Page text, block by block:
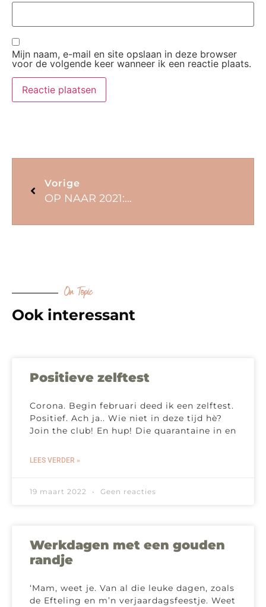
Mijn naam, e-mail en site opslaan in deze browser
voor de volgende keer wanneer ik een reactie plaats.
Vorige
OP NAAR 2021: LESS IS SO MUCH MORE!
On Topic
Ook interessant
Positieve zelftest
Corona. Begin februari deed ik een zelftest.
Positief. Ach ja.. Wie niet in deze tijd hè?
Join the club! En hup! Die quarantaine in en
LEES VERDER »
19 maart 2022 Geen reacties
Werkdagen met een gouden
randje
‘Mam, weet je. Van al die leuke dagen, zoals
de Efteling en m’n verjaardagsfeestje. Weet